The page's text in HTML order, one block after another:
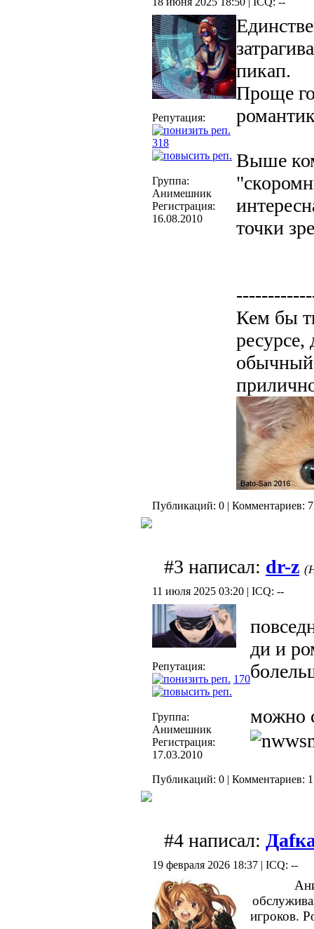
Репутация:
318
Группа:
Анимешник
Регистрация:
16.08.2010
пикап.
Проще
Выше
точки
Кем бы
обычный
Публикаций: 0 | Комментариев:
#3 написал: dr-z
11 июля 2025 03:20 | ICQ: --
Репутация:
170
Группа:
Анимешник
Регистрация:
17.03.2010
ди и
можно
Публикаций: 0 | Комментариев:
#4 написал:
19 февраля 2026 18:37 | ICQ: --
игроков.